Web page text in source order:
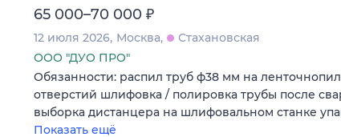
65 000–70 000 ₽
12 июля 2026 Москва
Стахановская
ООО "ДУО ПРО"
Обязанности: распил труб ф38 мм на
отверстий шлифовка / полировка трубы после
выборка дистанцера на шлифовальном станке
Показать ещё